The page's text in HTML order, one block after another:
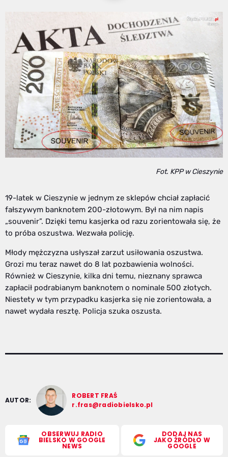
Fot. KPP w Cieszynie
19-latek w Cieszynie w jednym ze sklepów chciał zapłacić
fałszywym banknotem 200-złotowym. Był na nim napis
„souvenir”. Dzięki temu kasjerka od razu zorientowała się, że
to próba oszustwa. Wezwała policję.
Młody mężczyzna usłyszał zarzut usiłowania oszustwa.
Grozi mu teraz nawet do 8 lat pozbawienia wolności.
Również w Cieszynie, kilka dni temu, nieznany sprawca
zapłacił podrabianym banknotem o nominale 500 złotych.
Niestety w tym przypadku kasjerka się nie zorientowała, a
nawet wydała resztę. Policja szuka oszusta.
AUTOR:
ROBERT FRAŚ
r.fras@radiobielsko.pl
OBSERWUJ RADIO
BIELSKO W GOOGLE
NEWS
DODAJ NAS
JAKO ŹRÓDŁO W
GOOGLE